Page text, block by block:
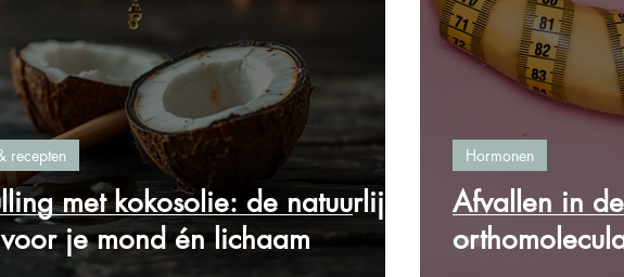
met kokosolie: de natuurlijke
je mond én lichaam
recepten
Afvallen in
Hormonen